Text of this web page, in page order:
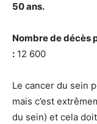
50 ans.
Nombre de décès
: 12 600
Le cancer du sein
mais c’est
du sein) et cela